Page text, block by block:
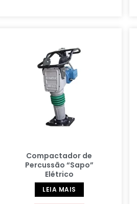
Compactador de
Percussão “Sapo”
Elétrico
LEIA MAIS